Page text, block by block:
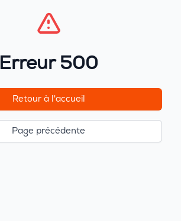
Erreur 500
Retour à l'accueil
Page précédente